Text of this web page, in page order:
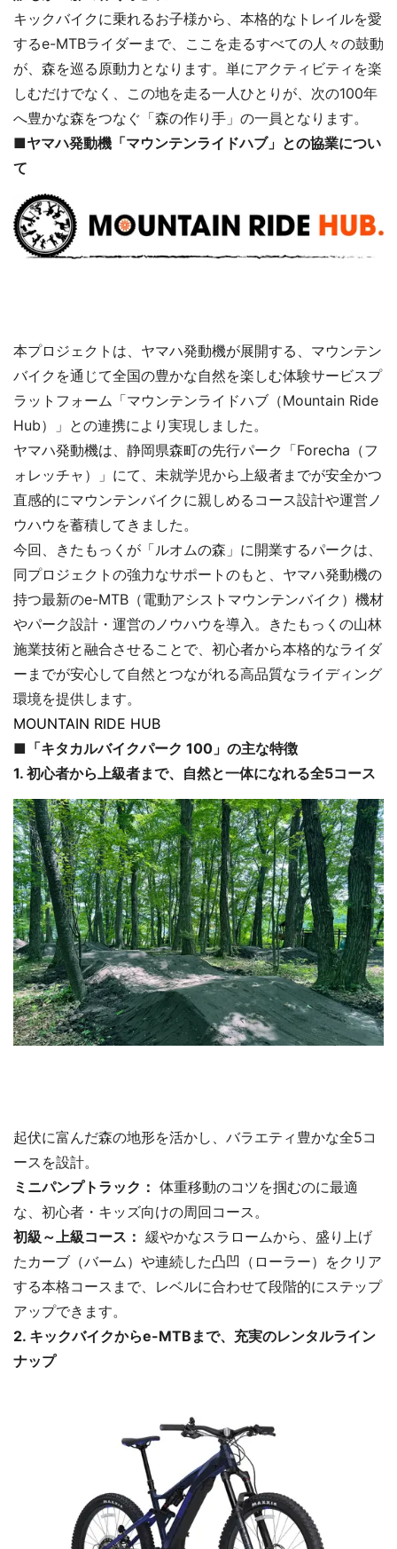
キックバイクに乗れるお子様から、本格的なトレイルを愛
するe-MTBライダーまで、ここを走るすべての人々の鼓動
が、森を巡る原動力となります。単にアクティビティを楽
しむだけでなく、この地を走る一人ひとりが、次の100年
へ豊かな森をつなぐ「森の作り手」の一員となります。
■ヤマハ発動機「マウンテンライドハブ」との協業につい
て
本プロジェクトは、ヤマハ発動機が展開する、マウンテン
バイクを通じて全国の豊かな自然を楽しむ体験サービスプ
ラットフォーム「マウンテンライドハブ（Mountain Ride
Hub）」との連携により実現しました。
ヤマハ発動機は、静岡県森町の先行パーク「Forecha（フ
ォレッチャ）」にて、未就学児から上級者までが安全かつ
直感的にマウンテンバイクに親しめるコース設計や運営ノ
ウハウを蓄積してきました。
今回、きたもっくが「ルオムの森」に開業するパークは、
同プロジェクトの強力なサポートのもと、ヤマハ発動機の
持つ最新のe-MTB（電動アシストマウンテンバイク）機材
やパーク設計・運営のノウハウを導入。きたもっくの山林
施業技術と融合させることで、初心者から本格的なライダ
ーまでが安心して自然とつながれる高品質なライディング
環境を提供します。
MOUNTAIN RIDE HUB
■「キタカルバイクパーク 100」の主な特徴
1. 初心者から上級者まで、自然と一体になれる全5コース
起伏に富んだ森の地形を活かし、バラエティ豊かな全5コ
ースを設計。
ミニパンプトラック： 体重移動のコツを掴むのに最適
な、初心者・キッズ向けの周回コース。
初級～上級コース： 緩やかなスラロームから、盛り上げ
たカーブ（バーム）や連続した凸凹（ローラー）をクリア
する本格コースまで、レベルに合わせて段階的にステップ
アップできます。
2. キックバイクからe-MTBまで、充実のレンタルライン
ナップ